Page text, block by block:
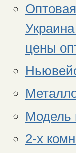
цены
Модель
2-х